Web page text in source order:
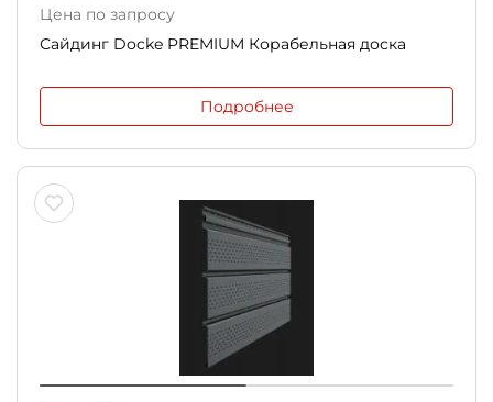
Цена по запросу
Сайдинг Docke PREMIUM Корабельная доска
Подробнее